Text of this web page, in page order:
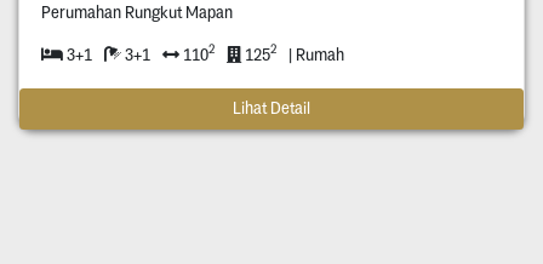
Perumahan Rungkut Mapan
3+1 3+1 1102 1252 | Rumah
Lihat Detail